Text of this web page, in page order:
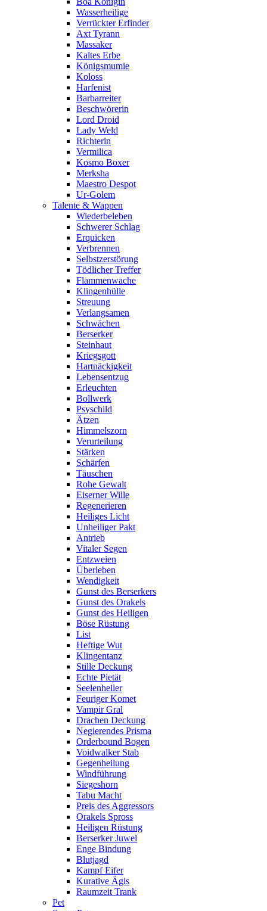
Wasserheilige
Verrückter Erfinder
Axt Tyrann
Massaker
Kaltes Erbe
Königsmumie
Koloss
Harfenist
Barbarreiter
Beschwörerin
Lord Droid
Lady Weld
Richterin
Vermilica
Kosmo Boxer
Merksha
Maestro Despot
Ur-Golem
Talente & Wappen
Wiederbeleben
Schwerer Schlag
Erquicken
Verbrennen
Selbstzerstörung
Tödlicher Treffer
Flammenwache
Klingenhülle
Streuung
Verlangsamen
Schwächen
Berserker
Steinhaut
Kriegsgott
Hartnäckigkeit
Lebensentzug
Erleuchten
Bollwerk
Psyschild
Ätzen
Himmelszorn
Verurteilung
Stärken
Schärfen
Täuschen
Rohe Gewalt
Eiserner Wille
Regenerieren
Heiliges Licht
Unheiliger Pakt
Antrieb
Vitaler Segen
Entzweien
Überleben
Wendigkeit
Gunst des Berserkers
Gunst des Orakels
Gunst des Heiligen
Böse Rüstung
List
Heftige Wut
Klingentanz
Stille Deckung
Echte Pietät
Seelenheiler
Feuriger Komet
Vampir Gral
Drachen Deckung
Negierendes Prisma
Orderbound Bogen
Voidwalker Stab
Gegenheilung
Windführung
Siegeshorn
Tabu Macht
Preis des Aggressors
Orakels Spross
Heiligen Rüstung
Berserker Juwel
Enge Bindung
Blutjagd
Kampf Eifer
Kurative Ägis
Raumzeit Trank
Pet